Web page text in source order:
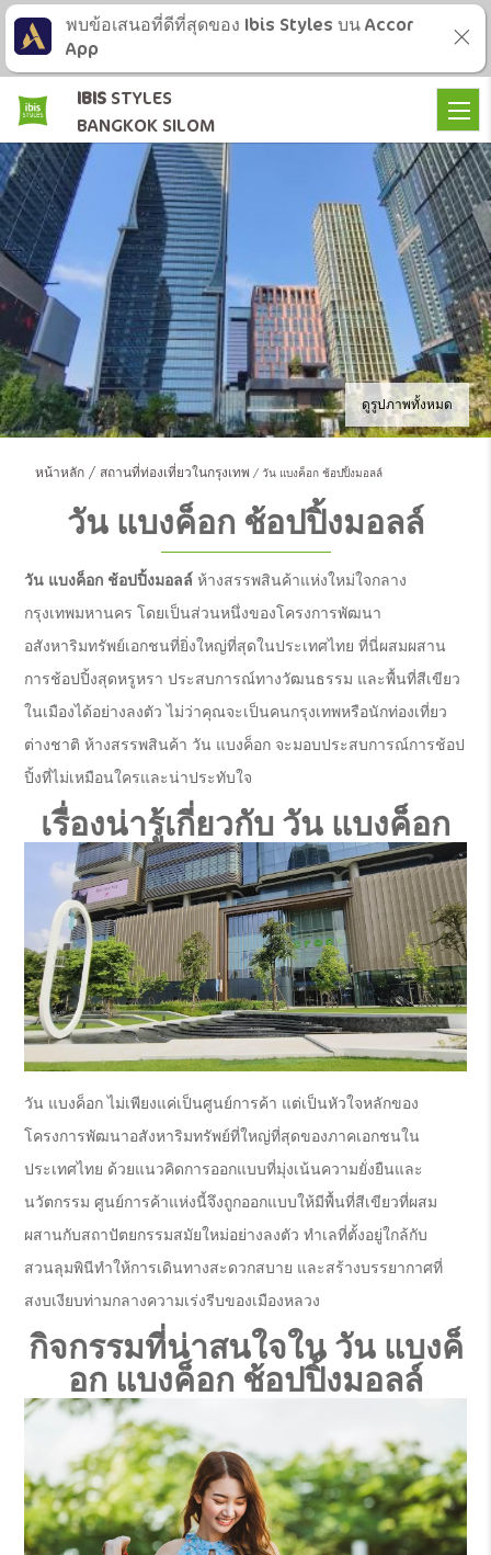
ดูรูปภาพทั้งหมด
หน้าหลัก สถานที่ท่องเที่ยวในกรุงเทพ วัน แบงค็อก ช้อปปิ้งมอลล์
วัน แบงค็อก ช้อปปิ้งมอลล์
วัน แบงค็อก ช้อปปิ้งมอลล์ ห้างสรรพสินค้าแห่งใหม่ใจกลาง
กรุงเทพมหานคร โดยเป็นส่วนหนึ่งของโครงการพัฒนา
อสังหาริมทรัพย์เอกชนที่ยิ่งใหญ่ที่สุดในประเทศไทย ที่นี่ผสมผสาน
การช้อปปิ้งสุดหรูหรา ประสบการณ์ทางวัฒนธรรม และพื้นที่สีเขียว
ในเมืองได้อย่างลงตัว ไม่ว่าคุณจะเป็นคนกรุงเทพหรือนักท่องเที่ยว
ต่างชาติ ห้างสรรพสินค้า วัน แบงค็อก จะมอบประสบการณ์การช้อป
ปิ้งที่ไม่เหมือนใครและน่าประทับใจ
เรื่องน่ารู้เกี่ยวกับ วัน แบงค็อก
วัน แบงค็อก ไม่เพียงแค่เป็นศูนย์การค้า แต่เป็นหัวใจหลักของ
โครงการพัฒนาอสังหาริมทรัพย์ที่ใหญ่ที่สุดของภาคเอกชนใน
ประเทศไทย ด้วยแนวคิดการออกแบบที่มุ่งเน้นความยั่งยืนและ
นวัตกรรม ศูนย์การค้าแห่งนี้จึงถูกออกแบบให้มีพื้นที่สีเขียวที่ผสม
ผสานกับสถาปัตยกรรมสมัยใหม่อย่างลงตัว ทำเลที่ตั้งอยู่ใกล้กับ
สวนลุมพินีทำให้การเดินทางสะดวกสบาย และสร้างบรรยากาศที่
สงบเงียบท่ามกลางความเร่งรีบของเมืองหลวง
กิจกรรมที่น่าสนใจใน วัน แบงค็
อก แบงค็อก ช้อปปิ้งมอลล์
IBIS STYLES
BANGKOK SILOM
พบข้อเสนอที่ดีที่สุดของ Ibis Styles บน Accor
App